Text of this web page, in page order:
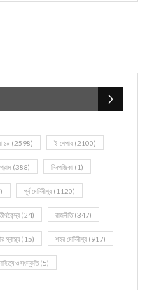
১০ (2598) ই-পেপার (2100)
(388) দিনপঞ্জিকা (1)
পূর্ব মেদিনীপুর (1120)
(24) রাজনীতি(347)
স্বাস্থ্য (15) শহর মেদিনীপুর (917)
ও সংস্কৃতি(5)